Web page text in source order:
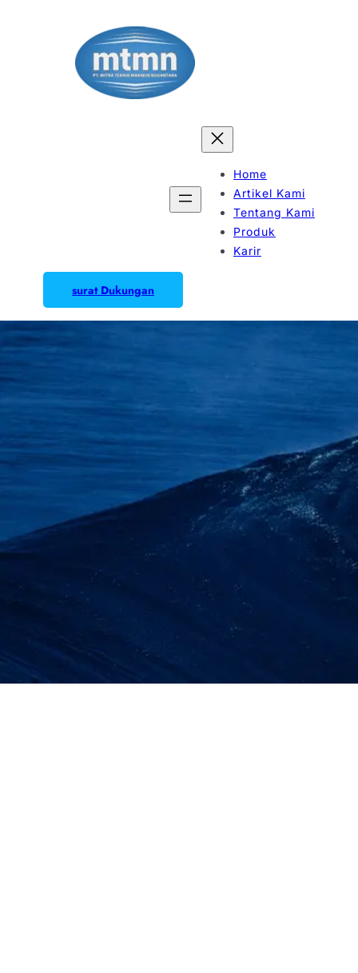
Home
Artikel Kami
Tentang Kami
Produk
Karir
surat Dukungan